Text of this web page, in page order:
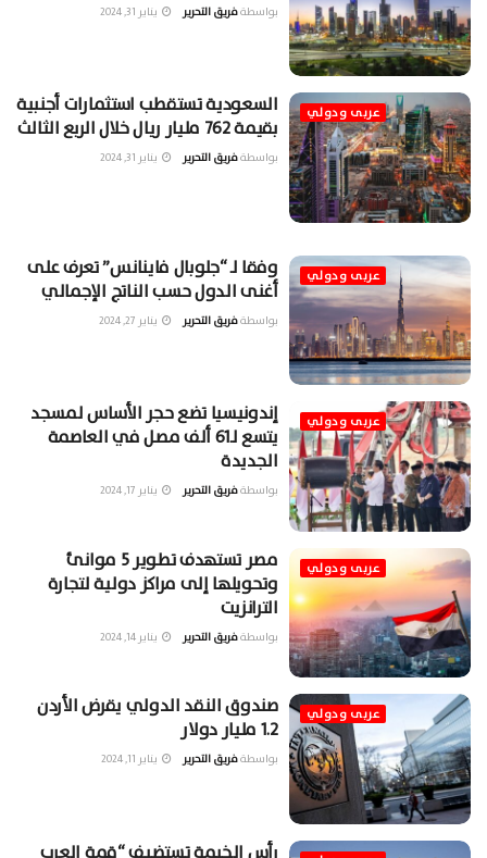
بواسطةفريق التحرير يناير 31, 2024
عربى ودولي
السعودية تستقطب استثمارات أجنبية
بقيمة 762 مليار ريال خلال الربع الثالث
بواسطةفريق التحرير يناير 31, 2024
عربى ودولي
وفقا لـ “جلوبال فاينانس” تعرف على
أغنى الدول حسب الناتج الإجمالي
بواسطةفريق التحرير يناير 27, 2024
عربى ودولي
إندونيسيا تضع حجر الأساس لمسجد
يتسع لـ61 ألف مصل في العاصمة
الجديدة
بواسطةفريق التحرير يناير 17, 2024
عربى ودولي
مصر تستهدف تطوير 5 موانئ
وتحويلها إلى مراكز دولية لتجارة
الترانزيت
بواسطةفريق التحرير يناير 14, 2024
عربى ودولي
صندوق النقد الدولي يقرض الأردن
1.2 مليار دولار
بواسطةفريق التحرير يناير 11, 2024
رأس الخيمة تستضيف “قمة العرب